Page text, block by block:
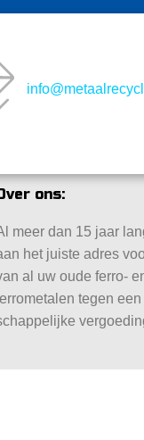
ons:
meer dan 15 jaar
het juiste adres
al uw oude ferro-
tegen